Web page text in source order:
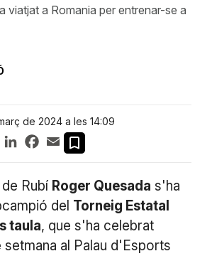
viatjat a Romania per entrenar-se a
de 2024 a les 14:09
TelegramLinkedInFacebook
Email
Rubí Roger Quesada s'ha
del Torneig Estatal
taula, que s'ha celebrat
setmana al Palau d'Esports